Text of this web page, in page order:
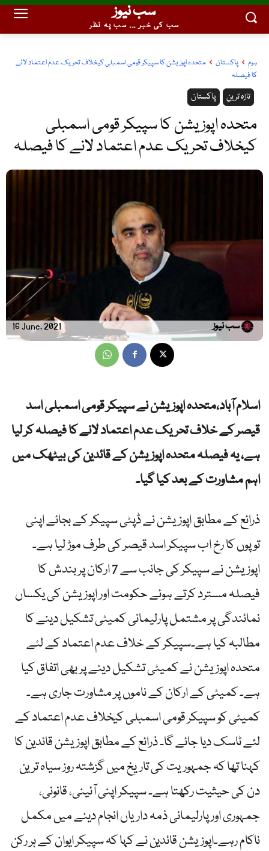
سب نیوز
سب کی خبر ... سب پہ نظر
ہوم پاکستان
متحدہ اپوزیشن کا سپیکر قومی اسمبلی کیخلاف تحریک عدم اعتماد لانے
کا فیصلہ
پاکستان تازہ ترین
متحدہ اپوزیشن کا سپیکر قومی اسمبلی
کیخلاف تحریک عدم اعتماد لانے کا فیصلہ
16 June, 2021 سب نیوز
اسلام آباد،متحدہ اپوزیشن نے سپیکر قومی اسمبلی اسد
قیصر کے خلاف تحریک عدم اعتماد لانے کا فیصلہ کر لیا
ہے، یہ فیصلہ متحدہ اپوزیشن کے قائدین کی بیٹھک میں
اہم مشاورت کے بعد کیا گیا۔
ذرائع کے مطابق اپوزیشن نے ڈپٹی سپیکر کے بجائے اپنی
توپوں کا رخ اب سپیکر اسد قیصر کی طرف موڑ لیا ہے۔
اپوزیشن نے سپیکر کی جانب سے 7 ارکان پر بندش کا
فیصلہ مسترد کرتے ہوئے حکومت اور اپوزیشن کی یکساں
نمائندگی پر مشتمل پارلیمانی کمیٹی تشکیل دینے کا
مطالبہ کیا ہے۔سپیکر کے خلاف عدم اعتماد کے لئے
متحدہ اپوزیشن نے کمیٹی تشکیل دینے پر بھی اتفاق کیا
ہے۔ کمیٹی کے ارکان کے ناموں پر مشاورت جاری ہے۔
کمیٹی کو سپیکر قومی اسمبلی کیخلاف عدم اعتماد کے
لئے ٹاسک دیا جائے گا۔ ذرائع کے مطابق اپوزیشن قائدین کا
کہنا تھا کہ جمہوریت کی تاریخ میں گزشتہ روز سیاہ ترین
دن کی حیثیت رکھتا ہے۔ سپیکر اپنی آئینی، قانونی،
جمہوری اور پارلیمانی ذمہ داریاں انجام دینے میں مکمل
ناکام رہے۔اپوزیشن قائدین نے کہا کہ سپیکر ایوان کے ہر رکن